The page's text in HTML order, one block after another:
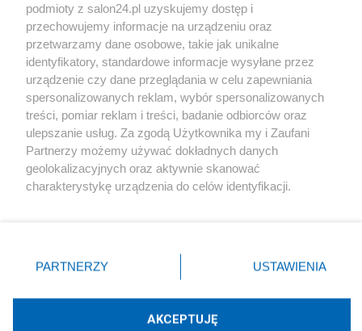
Społeczeństwo
Kultura
X Facebook Instagram Youtube
podmioty z salon24.pl uzyskujemy dostęp i
przechowujemy informacje na urządzeniu oraz
przetwarzamy dane osobowe, takie jak unikalne
identyfikatory, standardowe informacje wysyłane przez
urządzenie czy dane przeglądania w celu zapewniania
spersonalizowanych reklam, wybór spersonalizowanych
treści, pomiar reklam i treści, badanie odbiorców oraz
ulepszanie usług. Za zgodą Użytkownika my i Zaufani
Partnerzy możemy używać dokładnych danych
geolokalizacyjnych oraz aktywnie skanować
charakterystykę urządzenia do celów identyfikacji.
zmienić/wycofać klikając przycisk ustawień prywatności
znajdujący się w lewym dolnym rogu strony
rodzaje przetwarzania danych nie wymagają zgody
użytkownika, ale masz prawo sprzeciwić się takiemu
PARTNERZY USTAWIENIA
AKCEPTUJĘ